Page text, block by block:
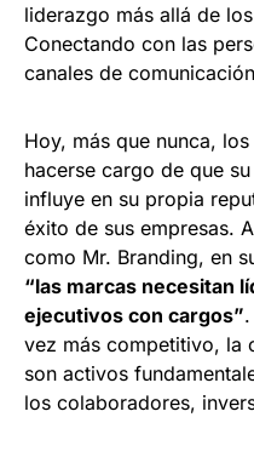
liderazgo más allá de
Conectando con las
canales de
Hoy, más que nunca,
hacerse cargo de que
influye en su propia
éxito de sus empresas.
como Mr. Branding, en
“las marcas necesitan
ejecutivos con cargos”
vez más competitivo, la
son activos
los colaboradores,